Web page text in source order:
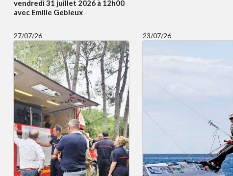
vendredi 31 juillet 2026 à 12h00
avec Emilie Gebleux
27/07/26 23/07/26